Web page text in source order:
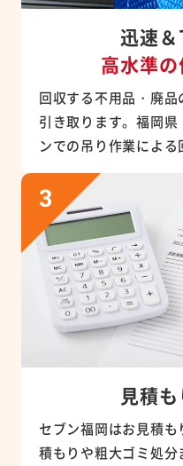
迅速
高水準
回収する不用品・廃
引き取ります。福岡
ンでの吊り作業による
見積も
セブン福岡はお見積
積もりや粗大ゴミ処